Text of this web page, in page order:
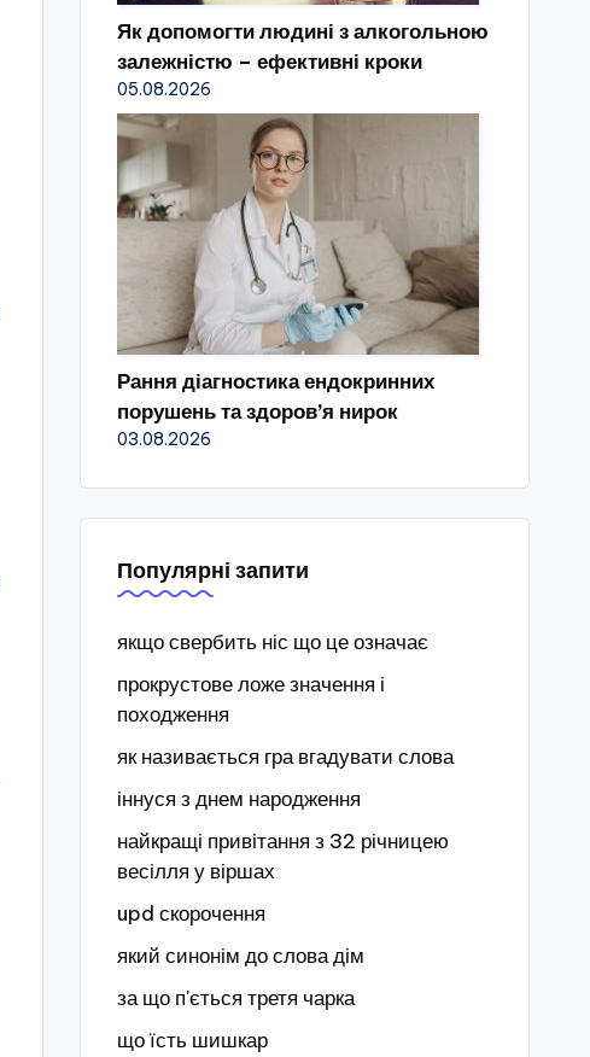
Як допомогти людині з алкогольною
залежністю – ефективні кроки
05.08.2026
Рання діагностика ендокринних
порушень та здоров’я нирок
03.08.2026
Популярні запити
якщо свербить ніс що це означає
прокрустове ложе значення і
походження
як називається гра вгадувати слова
іннуся з днем народження
найкращі привітання з 32 річницею
весілля у віршах
upd скорочення
який синонім до слова дім
за що п'ється третя чарка
що їсть шишкар